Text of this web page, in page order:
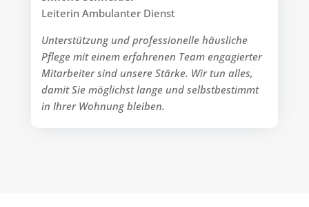
Leiterin Ambulanter Dienst
Unterstützung und professionelle häusliche
Pflege mit einem erfahrenen Team engagierter
Mitarbeiter sind unsere Stärke. Wir tun alles,
damit Sie möglichst lange und selbstbestimmt
in Ihrer Wohnung bleiben.